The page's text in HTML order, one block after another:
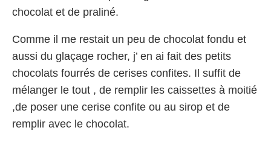
chocolat et de praliné.
Comme il me restait un peu de chocolat fondu et
aussi du glaçage rocher, j’ en ai fait des petits
chocolats fourrés de cerises confites. Il suffit de
mélanger le tout , de remplir les caissettes à moitié
,de poser une cerise confite ou au sirop et de
remplir avec le chocolat.